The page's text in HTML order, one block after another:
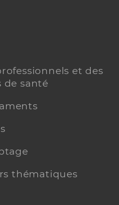
et des
de santé
thématiques